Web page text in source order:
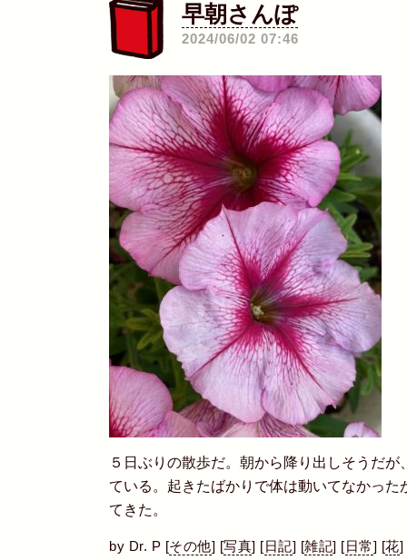
早朝さんぽ―
2024/06/02 07:46
５日ぶりの散歩だ。朝から降り出しそうだが
ている。起きたばかりで体は動いてなかった
てきた。
by Dr. P [その他] [写真] [ 日記] [雑記] [ 日常] [花]